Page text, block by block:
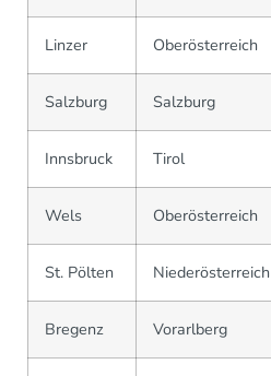
Linzer Oberösterreich
Salzburg Salzburg
Innsbruck Tirol
Wels Oberösterreich
St. Pölten Niederösterreich
Bregenz Vorarlberg